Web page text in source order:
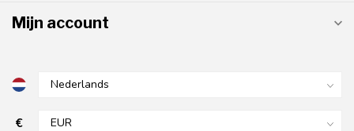
Mijn account
€